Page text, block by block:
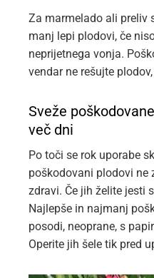
Za marmelado ali preliv
manj lepi plodovi, če
neprijetnega vonja.
vendar ne rešujte
Sveže
več dni
Po toči se rok uporabe
poškodovani plodovi ne
zdravi. Če jih želite jesti
Najlepše in najmanj
posodi, neoprane, s
Operite jih šele tik pred